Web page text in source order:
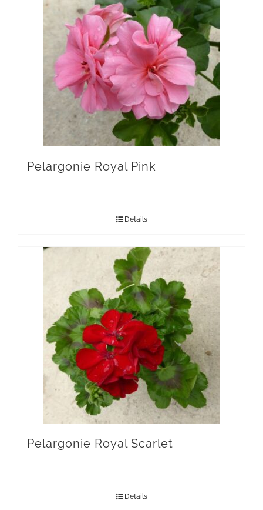
Pelargonie Royal Pink
Details
Pelargonie Royal Scarlet
Details